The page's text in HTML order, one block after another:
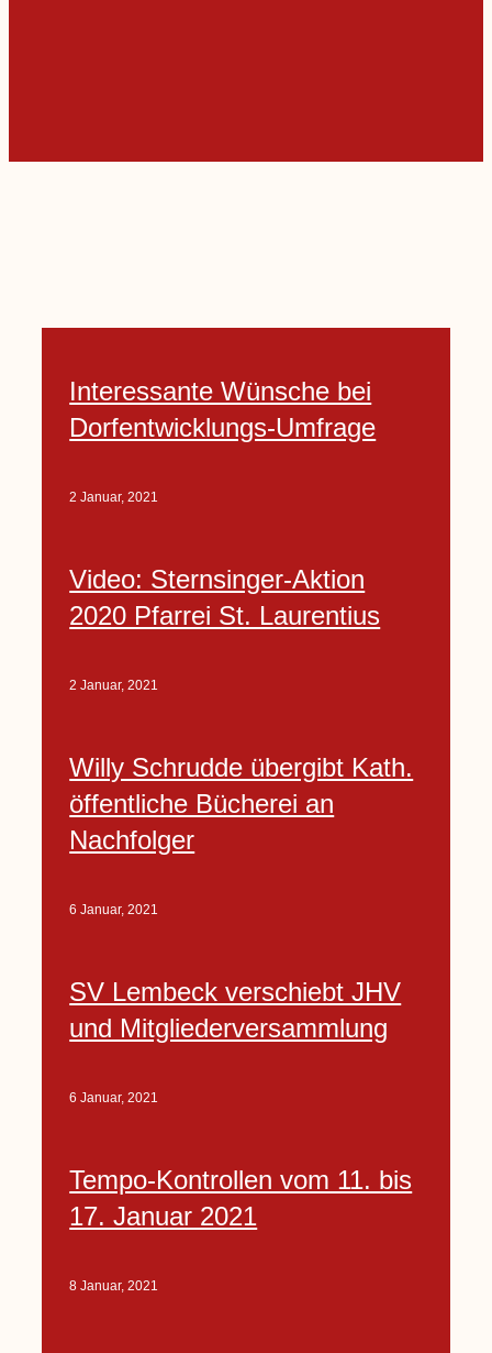
Interessante Wünsche bei
Dorfentwicklungs-Umfrage
2 Januar, 2021
Video: Sternsinger-Aktion
2020 Pfarrei St. Laurentius
2 Januar, 2021
Willy Schrudde übergibt Kath.
öffentliche Bücherei an
Nachfolger
6 Januar, 2021
SV Lembeck verschiebt JHV
und Mitgliederversammlung
6 Januar, 2021
Tempo-Kontrollen vom 11. bis
17. Januar 2021
8 Januar, 2021